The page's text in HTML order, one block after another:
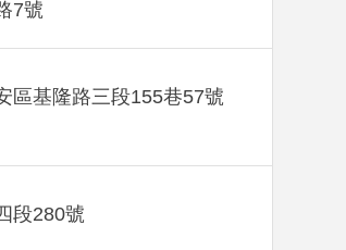
7號
區基隆路三段155巷57號
段280號